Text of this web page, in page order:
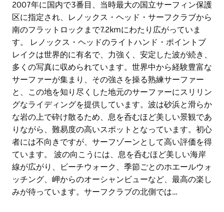
2007年に国内で3番目、当時最大の国立サーフィン保護
区に指定され、レノックス・ヘッド・サーフクラブから
南のフラットロックまで7.2kmにわたり広がっていま
す。 レノックス・ヘッドのライトハンド・ポイントブ
レイクは世界的に有名で、力強く、安定した波が続き、
多くの写真に収められています。世界中から経験豊富な
サーファーが集まり、その強さを操る熟練サーファー
と、この地を知り尽くした地元のサーファーにスリリン
グなライディングを提供しています。波は砂浜と滑らか
な岩の上で砕け散るため、息を呑むほど美しい景観であ
りながら、難易度の高いスポットとなっています。初心
者には不向きですが、サーフゾーンとして高い評価を得
ています。 波の向こうには、息を呑むほど美しい海岸
線が広がり、ビーチウォーク、季節ごとのホエールウォ
ッチング、岬からのオーシャンビューなど、最高の楽し
みが待っています。サーフクラブの北側では…